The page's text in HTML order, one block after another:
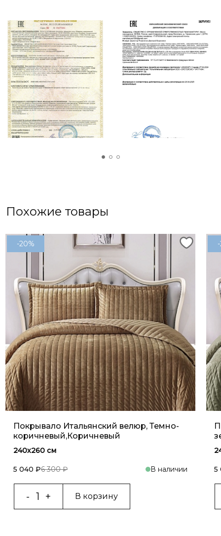
Похожие товары
-20%
Покрывало Итальянский велюр, Темно-
коричневый,Коричневый
240х260 см
5 040 ₽6 300 ₽ В наличии
В корзину
5